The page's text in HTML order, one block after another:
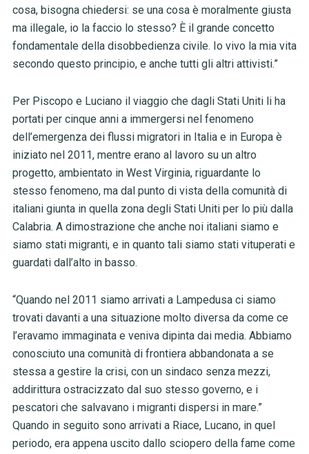
cosa, bisogna chiedersi: se una cosa è moralmente giusta
ma illegale, io la faccio lo stesso? È il grande concetto
fondamentale della disobbedienza civile. Io vivo la mia vita
secondo questo principio, e anche tutti gli altri attivisti.”
Per Piscopo e Luciano il viaggio che dagli Stati Uniti li ha
portati per cinque anni a immergersi nel fenomeno
dell’emergenza dei flussi migratori in Italia e in Europa è
iniziato nel 2011, mentre erano al lavoro su un altro
progetto, ambientato in West Virginia, riguardante lo
stesso fenomeno, ma dal punto di vista della comunità di
italiani giunta in quella zona degli Stati Uniti per lo più dalla
Calabria. A dimostrazione che anche noi italiani siamo e
siamo stati migranti, e in quanto tali siamo stati vituperati e
guardati dall’alto in basso.
“Quando nel 2011 siamo arrivati a Lampedusa ci siamo
trovati davanti a una situazione molto diversa da come ce
l’eravamo immaginata e veniva dipinta dai media. Abbiamo
conosciuto una comunità di frontiera abbandonata a se
stessa a gestire la crisi, con un sindaco senza mezzi,
addirittura ostracizzato dal suo stesso governo, e i
pescatori che salvavano i migranti dispersi in mare.”
Quando in seguito sono arrivati a Riace, Lucano, in quel
periodo, era appena uscito dallo sciopero della fame come